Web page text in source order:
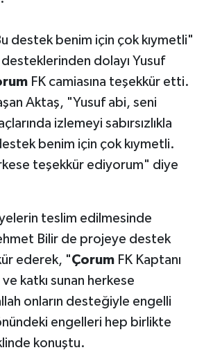
destek benim için çok kıymetli"
dolayı Yusuf
FK camiasına teşekkür etti.
Aktaş, "Yusuf abi, seni
izlemeyi sabırsızlıkla
benim için çok kıymetli.
teşekkür ediyorum" diye
teslim edilmesinde
Bilir de projeye destek
ederek, "ÇorumFK Kaptanı
katkı sunan herkese
onların desteğiyle engelli
engelleri hep birlikte
konuştu.